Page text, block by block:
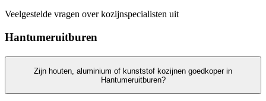
Veelgestelde vragen over kozijnspecialisten uit
Hantumeruitburen
Zijn houten, aluminium of kunststof kozijnen goedkoper in
Hantumeruitburen?